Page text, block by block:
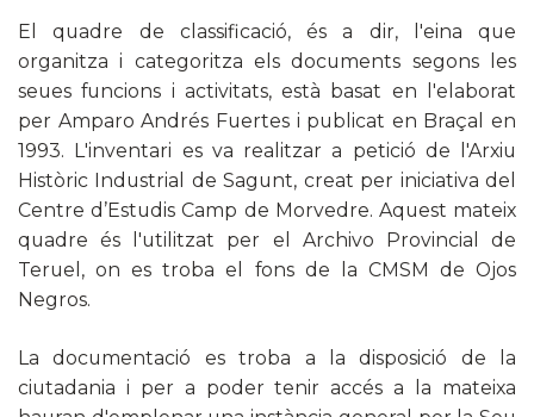
El quadre de classificació, és a dir, l'eina que
organitza i categoritza els documents segons les
seues funcions i activitats, està basat en l'elaborat
per Amparo Andrés Fuertes i publicat en Braçal en
1993. L'inventari es va realitzar a petició de l'Arxiu
Històric Industrial de Sagunt, creat per iniciativa del
Centre d’Estudis Camp de Morvedre. Aquest mateix
quadre és l'utilitzat per el Archivo Provincial de
Teruel, on es troba el fons de la CMSM de Ojos
Negros.
La documentació es troba a la disposició de la
ciutadania i per a poder tenir accés a la mateixa